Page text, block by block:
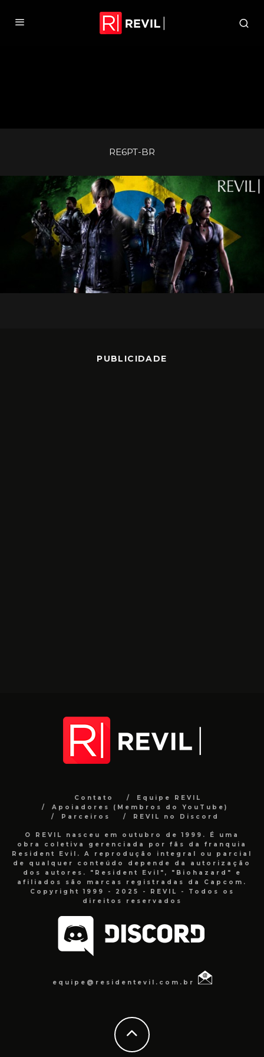
RE6PT-BR
PUBLICIDADE
Contato
Equipe REVIL
Apoiadores (Membros do YouTube)
Parceiros
REVIL no Discord
O REVIL nasceu em outubro de 1999. É uma
obra coletiva gerenciada por fãs da franquia
Resident Evil. A reprodução integral ou parcial
de qualquer conteúdo depende da autorização
dos autores. "Resident Evil", "Biohazard" e
afiliados são marcas registradas da Capcom.
Copyright 1999 - 2025 - REVIL - Todos os
direitos reservados
equipe@residentevil.com.br